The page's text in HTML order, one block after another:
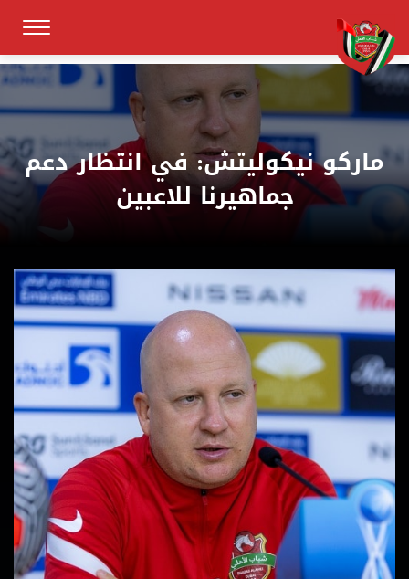
ماركو نيكوليتش: في انتظار دعم
جماهيرنا للاعبين